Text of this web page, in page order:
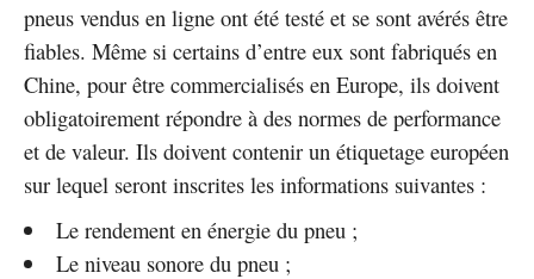
pneus vendus en ligne ont été testé et se sont avérés être
fiables. Même si certains d’entre eux sont fabriqués en
Chine, pour être commercialisés en Europe, ils doivent
obligatoirement répondre à des normes de performance
et de valeur. Ils doivent contenir un étiquetage européen
sur lequel seront inscrites les informations suivantes :
Le rendement en énergie du pneu ;
Le niveau sonore du pneu ;